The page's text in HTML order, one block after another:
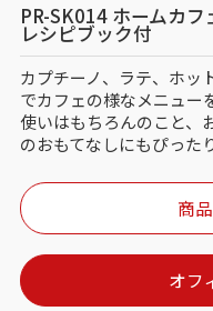
PR-SK014 ホームカ
レシピブック付
カプチーノ、ラテ、ホッ
でカフェの様なメニュー
使いはもちろんのこと、
のおもてなしにもぴった
商
オフ